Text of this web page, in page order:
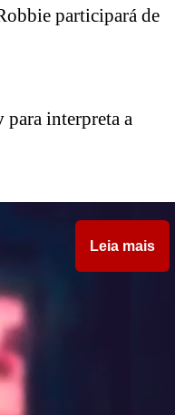
participará de
para interpreta a
Leia mais